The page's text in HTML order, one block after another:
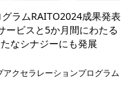
ラムRAITO2024成果発表
ービスと5か月間にわたる
なシナジーにも発展
アクセラレーションプログラム